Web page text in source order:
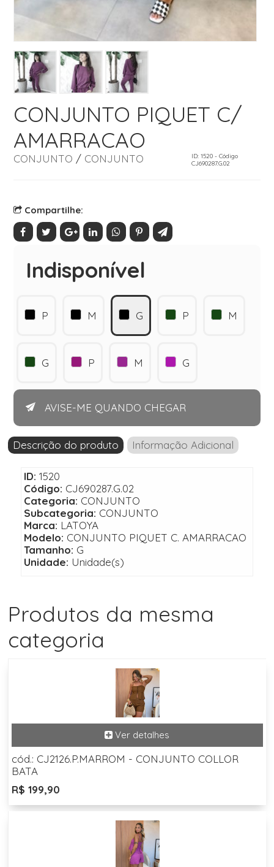
CONJUNTO PIQUET C/
AMARRACAO
CONJUNTO / CONJUNTO
ID: 1520 - Código
CJ690287.G.02
Compartilhe:
Indisponível
P M G P M
G P M G
AVISE-ME QUANDO CHEGAR
Descrição do produto Informação Adicional
ID: 1520
Código: CJ690287.G.02
Categoria: CONJUNTO
Subcategoria: CONJUNTO
Marca: LATOYA
Modelo: CONJUNTO PIQUET C. AMARRACAO
Tamanho: G
Unidade: Unidade(s)
Produtos da mesma
categoria
cód.: CJ2126.P.MARROM - CONJUNTO COLLOR
BATA
R$ 199,90